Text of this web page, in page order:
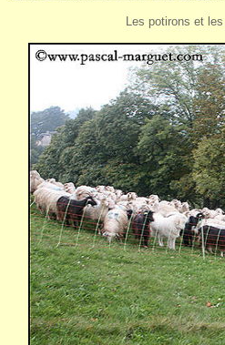
Les potirons et